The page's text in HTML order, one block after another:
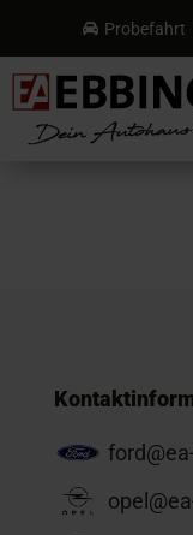
 Probefahrt